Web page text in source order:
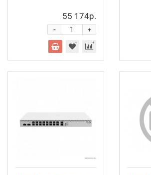
55 174р.
+
-